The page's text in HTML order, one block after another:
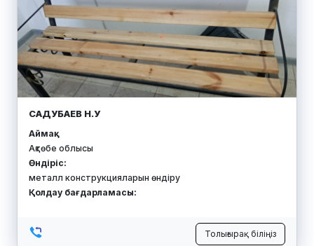
САДУБАЕВ Н.У
Аймақ:
Ақтөбе облысы
Өндіріс:
металл конструкцияларын өндіру
Қолдау бағдарламасы:
Толығырақ біліңіз